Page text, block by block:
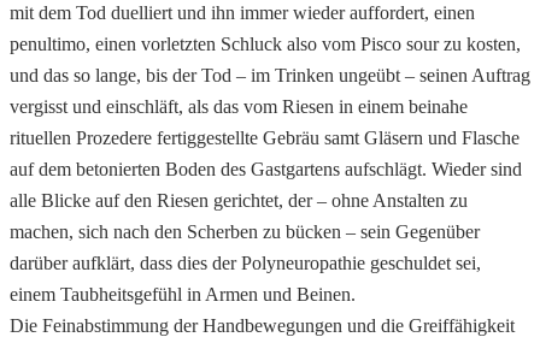
mit dem Tod duelliert und ihn immer wieder auffordert, einen
penultimo, einen vorletzten Schluck also vom Pisco sour zu kosten,
und das so lange, bis der Tod – im Trinken ungeübt – seinen Auftrag
vergisst und einschläft, als das vom Riesen in einem beinahe
rituellen Prozedere fertiggestellte Gebräu samt Gläsern und Flasche
auf dem betonierten Boden des Gastgartens aufschlägt. Wieder sind
alle Blicke auf den Riesen gerichtet, der – ohne Anstalten zu
machen, sich nach den Scherben zu bücken – sein Gegenüber
darüber aufklärt, dass dies der Polyneuropathie geschuldet sei,
einem Taubheitsgefühl in Armen und Beinen.
Die Feinabstimmung der Handbewegungen und die Greiffähigkeit